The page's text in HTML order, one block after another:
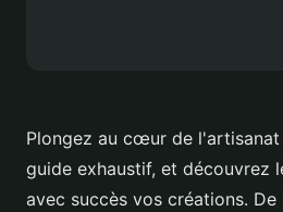
Plongez au cœur de
guide exhaustif, et découvrez
avec succès vos créations.